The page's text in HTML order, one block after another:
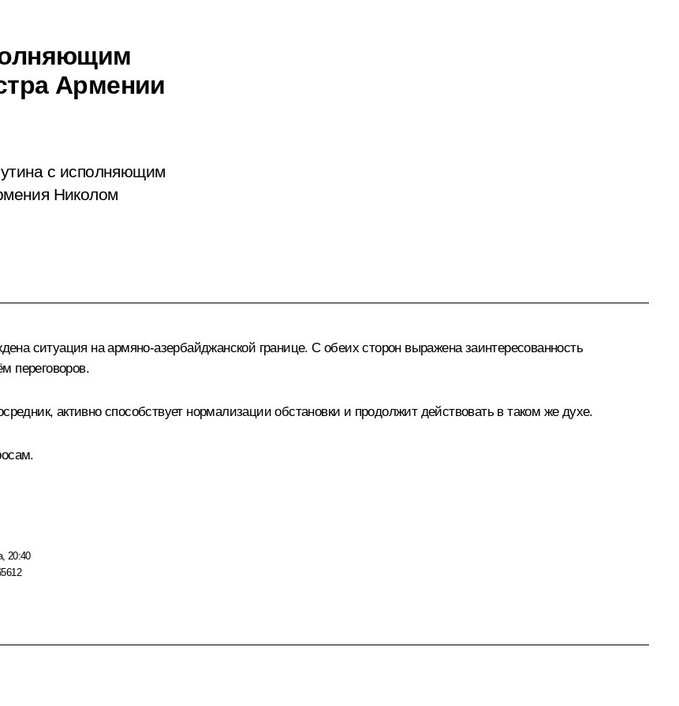
Армении
с исполняющим
Николом
ситуация на армяно-азербайджанской границе. С обеих сторон выражена заинтересованность
переговоров.
активно способствует нормализации обстановки и продолжит действовать в таком же духе.
20:40